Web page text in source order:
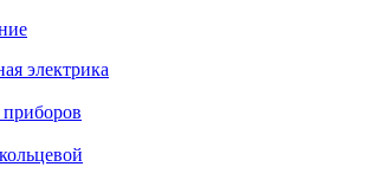
электрика